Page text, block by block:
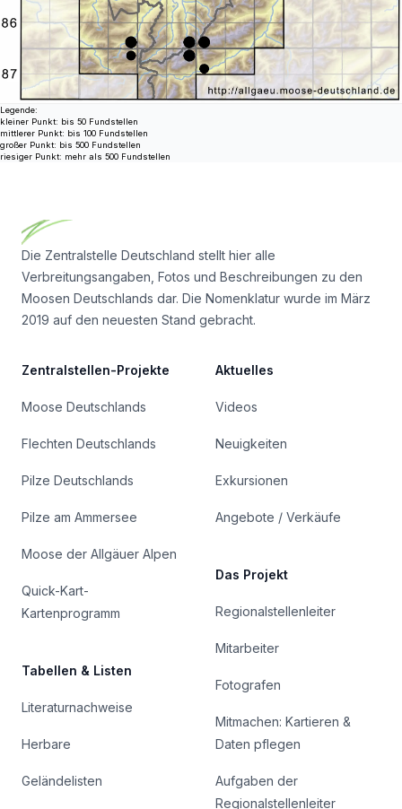
Legende:
kleiner Punkt: bis 50 Fundstellen
mittlerer Punkt: bis 100 Fundstellen
großer Punkt: bis 500 Fundstellen
riesiger Punkt: mehr als 500 Fundstellen
Die Zentralstelle Deutschland stellt hier alle
Verbreitungsangaben, Fotos und Beschreibungen zu den
Moosen Deutschlands dar. Die Nomenklatur wurde im März
2019 auf den neuesten Stand gebracht.
Zentralstellen-Projekte
Moose Deutschlands
Flechten Deutschlands
Pilze Deutschlands
Pilze am Ammersee
Moose der Allgäuer Alpen
Quick-Kart-
Kartenprogramm
Tabellen & Listen
Literaturnachweise
Herbare
Geländelisten
Aktuelles
Videos
Neuigkeiten
Exkursionen
Angebote / Verkäufe
Das Projekt
Regionalstellenleiter
Mitarbeiter
Fotografen
Mitmachen: Kartieren &
Daten pflegen
Aufgaben der
Regionalstellenleiter